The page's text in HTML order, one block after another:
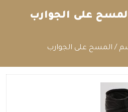
على الجوارب
/ المسح على الجوارب